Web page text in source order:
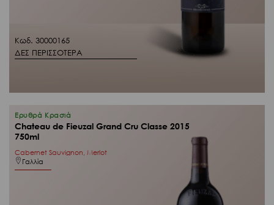
Κωδ. 30000165
ΔΕΣ ΠΕΡΙΣΣΟΤΕΡΑ
Ερυθρά Κρασιά
Chateau de Fieuzal Grand Cru Classe 2015
750ml
Cabernet Sauvignon, Merlot
Γαλλία